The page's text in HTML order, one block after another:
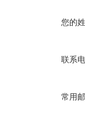
您的
联系
常用